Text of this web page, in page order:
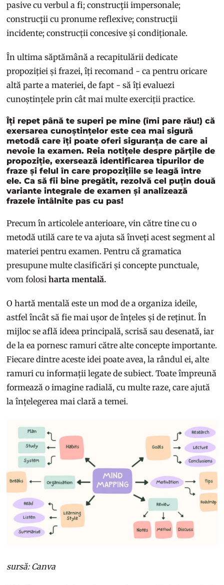
pasive cu verbul a fi; construcţii impersonale;
construcţii cu pronume reflexive; construcţii
incidente; construcții concesive și condiționale.
În ultima săptămână a recapitulării dedicate
propoziției și frazei, îți recomand - ca pentru oricare
altă parte a materiei, de fapt - să îți evaluezi
cunoștințele prin cât mai multe exerciții practice.
Îți repet până te superi pe mine (îmi pare rău!) că
exersarea cunoștințelor este cea mai sigură
metodă care îți poate oferi siguranța de care ai
nevoie la examen. Reia notițele despre părțile de
propoziție, exersează identificarea tipurilor de
fraze și felul în care propozițiile se leagă între
ele. Ca să fii bine pregătit, rezolvă cel puțin două
variante integrale de examen și analizează
frazele întâlnite pas cu pas!
Precum în articolele anterioare, vin către tine cu o
metodă utilă care te va ajuta să înveți acest segment al
materiei pentru examen. Pentru că gramatica
presupune multe clasificări și concepte punctuale,
vom folosiharta mentală.
O hartă mentală este un mod de a organiza ideile,
astfel încât să fie mai ușor de înțeles și de reținut. În
mijloc se află ideea principală, scrisă sau desenată, iar
de la ea pornesc ramuri către alte concepte importante.
Fiecare dintre aceste idei poate avea, la rândul ei, alte
ramuri cu informații legate de subiect. Toate împreună
formează o imagine radială, cu multe raze, care ajută
la înțelegerea mai clară a temei.
sursă: Canva